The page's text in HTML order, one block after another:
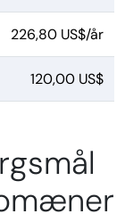
226,80 US$/år
120,00 US$